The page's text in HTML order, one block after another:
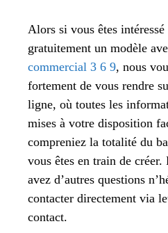
Alors si vous êtes
gratuitement un modèle
commercial 3 6 9, nous
fortement de vous rendre
ligne, où toutes les
mises à votre disposition
compreniez la totalité du
vous êtes en train de
avez d’autres questions
contacter directement via
contact.